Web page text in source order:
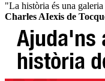
"La història és una
Charles AIexis de